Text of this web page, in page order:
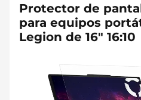
Protector de
para equipos
Legion de 16" 16:10